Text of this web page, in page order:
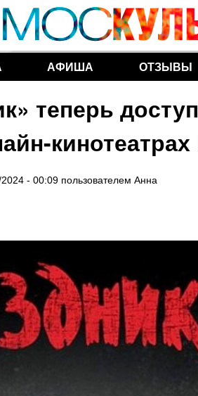
АФИША ОТЗЫВЫ
теперь
2024 - 00:09 пользователем Анна